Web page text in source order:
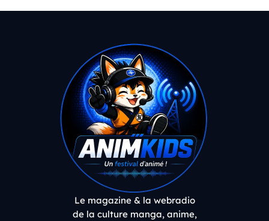
Le magazine & la webradio
de la culture manga, anime,